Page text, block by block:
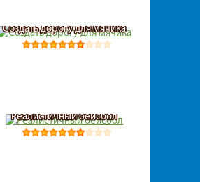
Создать дорогу для мячика
Реалистичный бейсбол